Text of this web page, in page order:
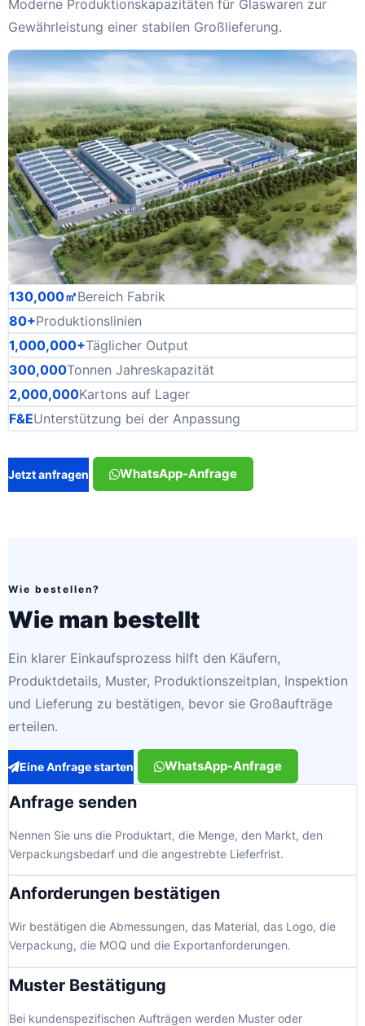
Moderne Produktionskapazitäten für Glaswaren zur
Gewährleistung einer stabilen Großlieferung.
130,000㎡Bereich Fabrik
80+Produktionslinien
1,000,000+Täglicher Output
300,000Tonnen Jahreskapazität
2,000,000Kartons auf Lager
F&EUnterstützung bei der Anpassung
Jetzt anfragen WhatsApp-Anfrage
Wie bestellen?
Wie man bestellt
Ein klarer Einkaufsprozess hilft den Käufern,
Produktdetails, Muster, Produktionszeitplan, Inspektion
und Lieferung zu bestätigen, bevor sie Großaufträge
erteilen.
Eine Anfrage starten WhatsApp-Anfrage
Anfrage senden
Nennen Sie uns die Produktart, die Menge, den Markt, den
Verpackungsbedarf und die angestrebte Lieferfrist.
Anforderungen bestätigen
Wir bestätigen die Abmessungen, das Material, das Logo, die
Verpackung, die MOQ und die Exportanforderungen.
Muster Bestätigung
Bei kundenspezifischen Aufträgen werden Muster oder